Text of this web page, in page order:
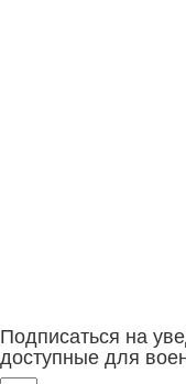
Подписаться на
доступные для